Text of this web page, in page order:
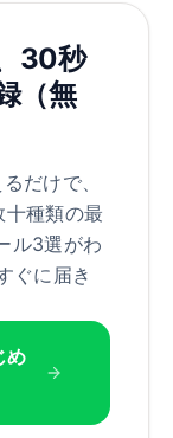
30秒
（無
だけで、
種類の最
ル3選がわ
ぐに届き
め